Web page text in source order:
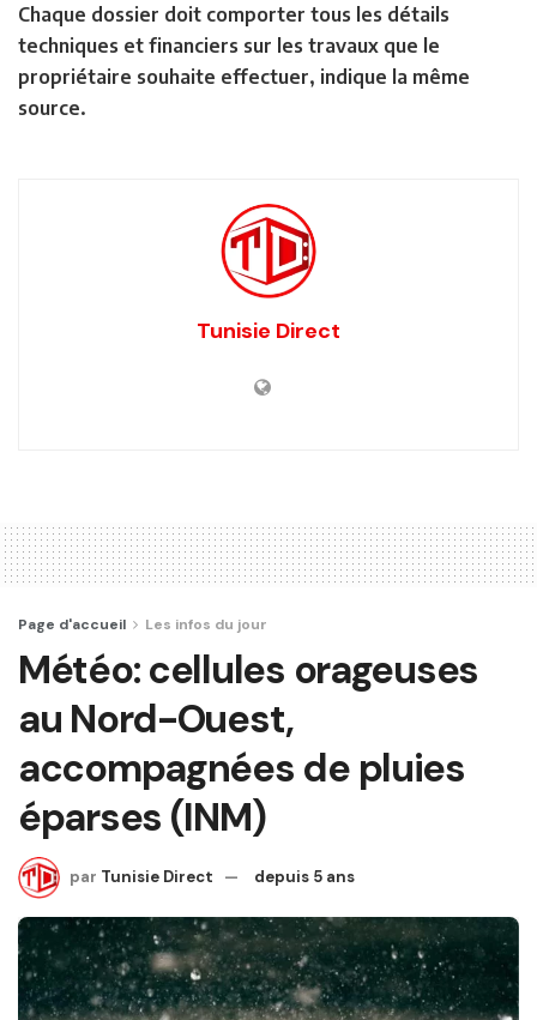
Chaque dossier doit comporter tous les détails
techniques et financiers sur les travaux que le
propriétaire souhaite effectuer, indique la même
source.
Tunisie Direct
Page d'accueil Les infos du jour
Météo: cellules orageuses
au Nord-Ouest,
accompagnées de pluies
éparses (INM)
par Tunisie Direct depuis 5 ans